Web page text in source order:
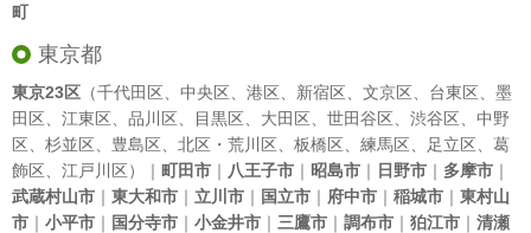
町
東京都
東京23区 （千代田区 中央区 港区 新宿区 文京区 台東区
墨
田区
江東区 品川区 目黒区 大田区 世田谷区 渋谷区
中野
区
杉並区 豊島区 北区 ・ 荒川区 板橋区 練馬区 足立区
葛
飾区
江戸川区）｜ 町田市 ｜ 八王子市 ｜ 昭島市 ｜ 日野市 ｜ 多摩市 ｜
武蔵村山市 ｜ 東大和市 ｜ 立川市 ｜ 国立市 ｜ 府中市 ｜ 稲城市 ｜ 東村山
市 ｜ 小平市 ｜ 国分寺市 ｜ 小金井市 ｜ 三鷹市 ｜ 調布市 ｜ 狛江市 ｜ 清瀬